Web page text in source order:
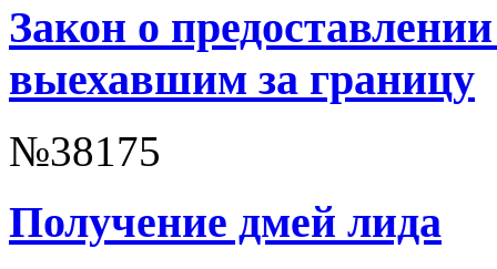
Закон о
выехавшим за границу
№38175
Получение дмей лида